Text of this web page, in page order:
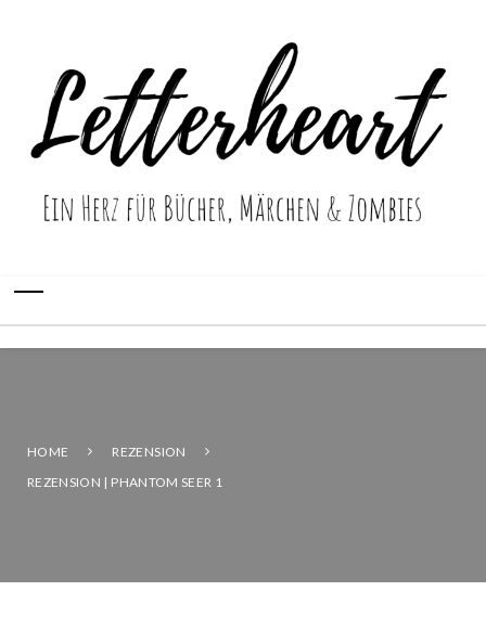
HOME
REZENSION
REZENSION | PHANTOM SEER 1